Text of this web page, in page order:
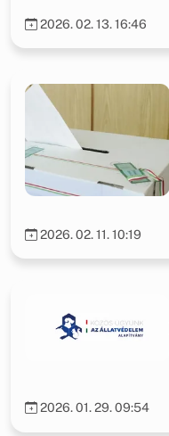
2026. 02. 13. 16:46
2026. 02. 11. 10:19
2026. 01. 29. 09:54